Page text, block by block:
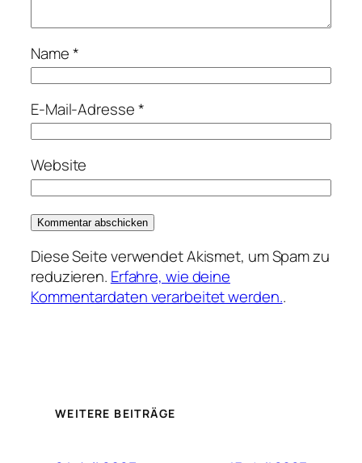
Name*
E-Mail-Adresse*
Website
Diese Seite verwendet Akismet, um Spam zu
reduzieren. Erfahre, wie deine
Kommentardaten verarbeitet werden..
WEITERE BEITRÄGE